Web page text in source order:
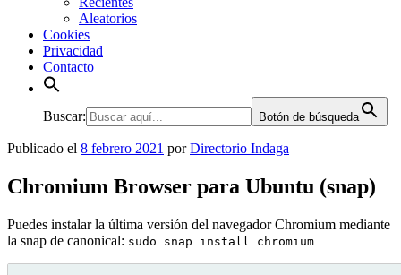
Aleatorios
Cookies
Privacidad
Contacto
Buscar: Botón de búsqueda
Publicado el 8 febrero 2021 porDirectorio Indaga
Chromium Browser para Ubuntu (snap)
Puedes instalar la última versión del navegador Chromium mediante
la snap de canonical: sudo snap install chromium